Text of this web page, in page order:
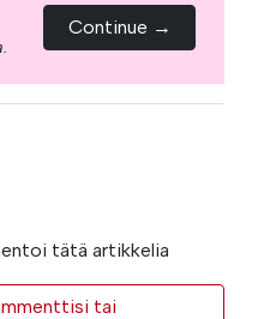
Continue →
tätä artikkelia
tai